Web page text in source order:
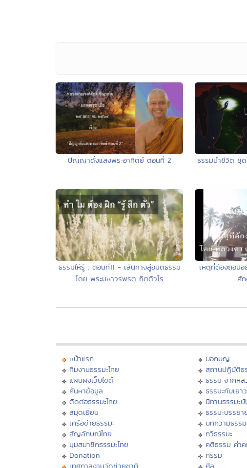
ปัญญาดั่งแสงพระอาทิตย์ ตอนที่ 2 ธรรมนำชีวิต ชุด
ธรรมให้รู้ : ตอนที่11 - เส้นทางสู่อมตธรรม
โดย พระมหาวรพรต กิตติวโร
เหตุที่ต้องถอน
ศั
หน้าแรก
ทีมงานธรรมะไทย
แผนผังเว็บไซต์
ค้นหาข้อมูล
ติดต่อธรรมะไทย
สมุดเยี่ยม
เครือข่ายธรรมะ
สัญลักษณ์ไทย
มุมสมาชิกธรรมะไทย
Donation
บอกบุญ
สถานปฏิบัติธ
ธรรมะจากห
ธรรมะกับเยา
นิทานธรรมะบั
ธรรมะบรรยา
บทความธรรม
กวีธรรมะ
คติธรรม คำค
กรรม